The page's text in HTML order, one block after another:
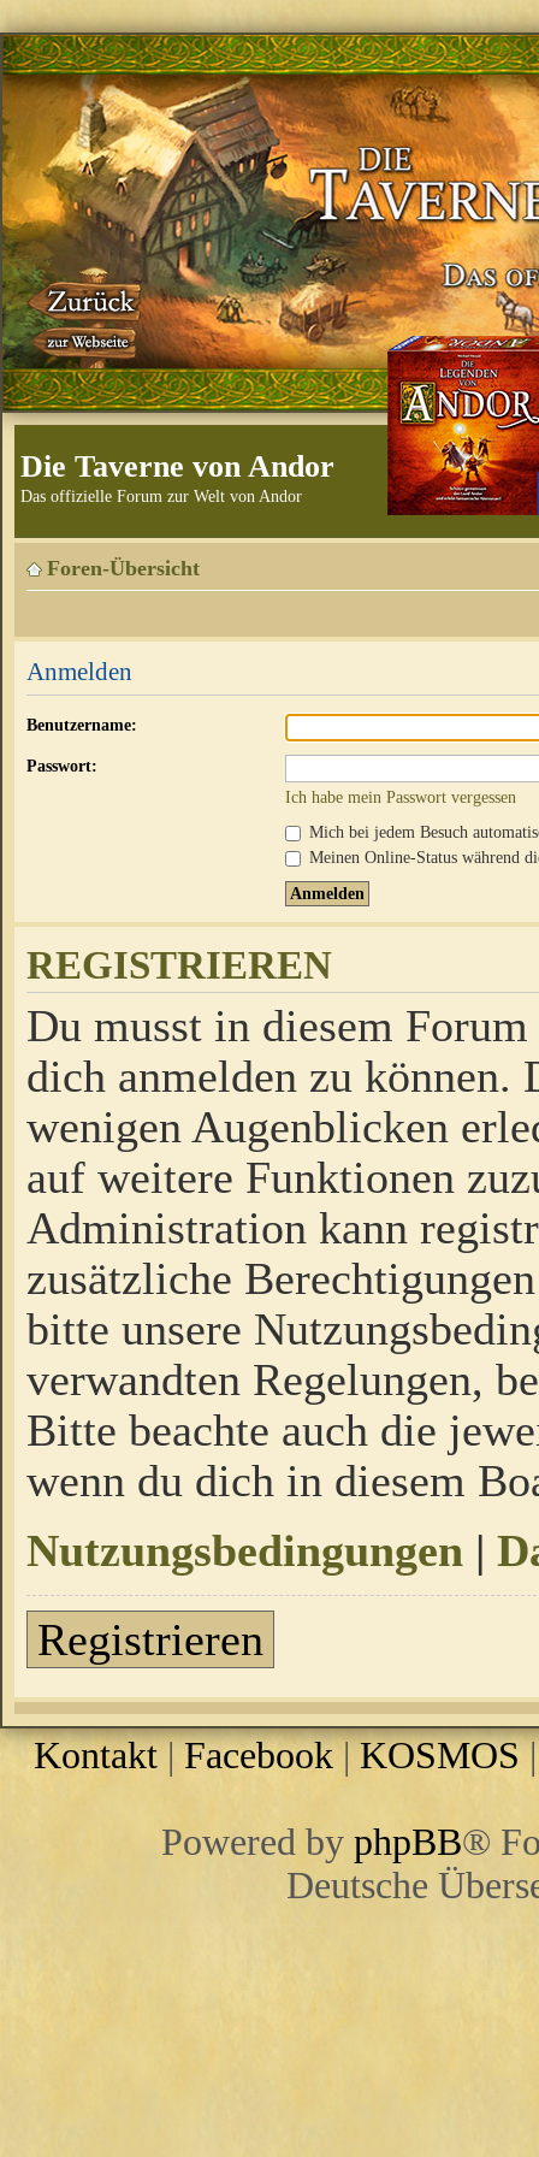
Die Taverne von Andor
Das offizielle Forum zur Welt von Andor
Foren-Übersicht
Anmelden
Benutzername:
Passwort:
Ich habe mein Passwort vergessen
Mich bei jedem Besuch
Meinen Online-Status während
REGISTRIEREN
Du musst in diesem
dich anmelden zu
wenigen Augenblicken
auf weitere Funktionen
Administration kann
zusätzliche
bitte unsere
verwandten Regelungen,
Bitte beachte auch die
wenn du dich in diesem
Nutzungsbedingungen |
Registrieren
Kontakt | Facebook |KOSMOS
Powered by phpBB®
Deutsche